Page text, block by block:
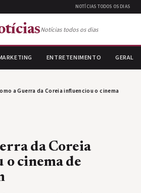
NOTÍCIAS TODOS OS DIAS
Notícias todos os dias
ENTRETENIMENTO GERAL
a Guerra da Coreia influenciou o cinema
da Coreia
cinema de